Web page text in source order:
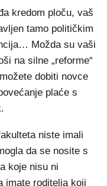
kredom ploču, vaš
tamo političkim
Možda su vaši
na silne „reforme“
dobiti novce
plaće s
niste imali
da se nosite s
koje nisu ni
imate roditelja koji